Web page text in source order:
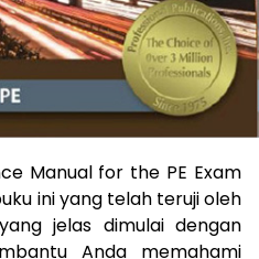
Manual for the PE Exam
ini yang telah teruji oleh
jelas dimulai dengan
Anda memahami